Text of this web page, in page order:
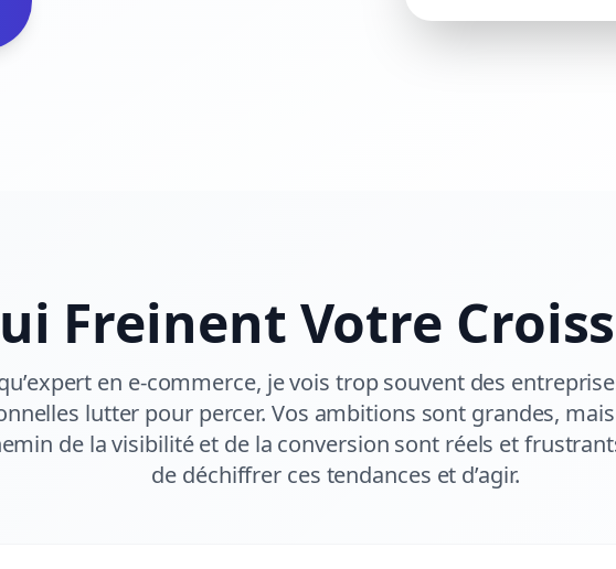
Freinent Votre
en e-commerce, je vois trop souvent des
lutter pour percer. Vos ambitions sont grandes,
de la visibilité et de la conversion sont réels et
de déchiffrer ces tendances et d’agir.